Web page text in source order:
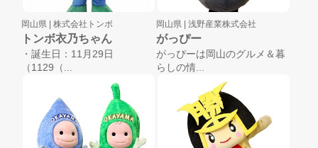
岡山県 | 株式会社トンボ
トンボ衣乃ちゃん
・誕生日：11月29日
（1129（...
岡山県 | 浅野産業株式会社
がっぴー
がっぴーは岡山のグルメ＆暮
らしの情...